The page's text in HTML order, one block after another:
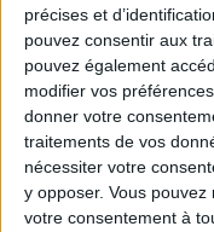
précises et
pouvez consentir aux
pouvez également
modifier vos
donner votre
traitements de vos
nécessiter votre
y opposer. Vous
votre consentement à